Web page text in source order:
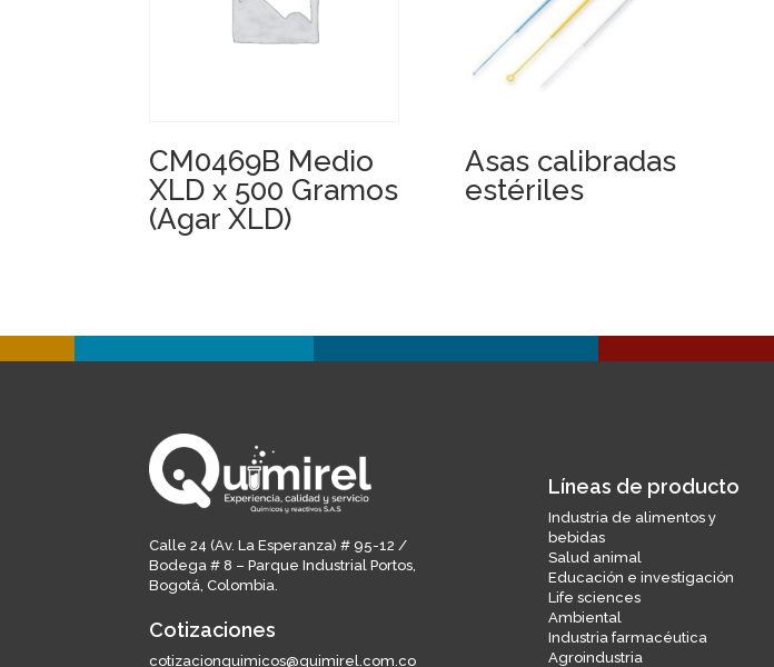
CM0469B Medio
XLD x 500 Gramos
(Agar XLD)
Asas calibradas
estériles
Calle 24 (Av. La Esperanza) # 95-12 /
Bodega # 8 – Parque Industrial Portos,
Bogotá, Colombia.
Cotizaciones
cotizacionquimicos@quimirel.com.co
Líneas de producto
Industria de alimentos y
bebidas
Salud animal
Educación e investigación
Life sciences
Ambiental
Industria farmacéutica
Agroindustria